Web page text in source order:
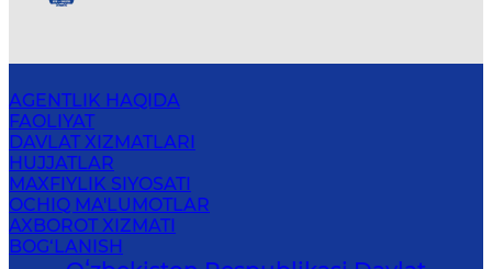
AGENTLIK HAQIDA
FAOLIYAT
DAVLAT XIZMATLARI
HUJJATLAR
MAXFIYLIK SIYOSATI
OCHIQ MA'LUMOTLAR
AXBOROT XIZMATI
BOG‘LANISH